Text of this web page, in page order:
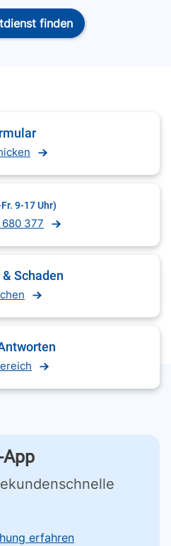
finden
9-17 Uhr)
680 377
Schaden
App
erfahren